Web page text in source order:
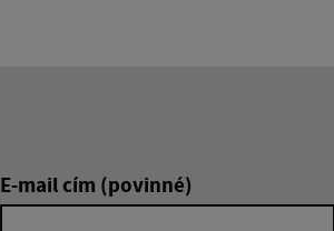
E-mail cím (povinné)